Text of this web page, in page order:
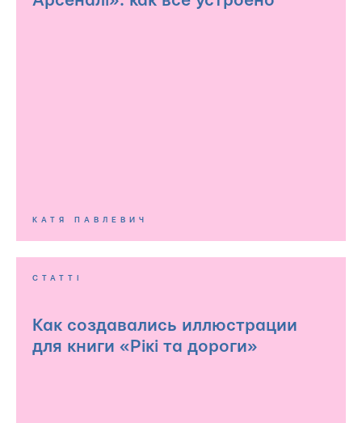
КАТЯ ПАВЛЕВИЧ
СТАТТІ
Как создавались иллюстрации
для книги «Рікі та дороги»